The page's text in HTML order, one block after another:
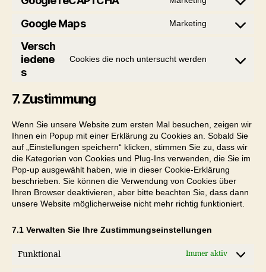
google-
Consent
recaptcha
Google Maps Marketing
Consent
service
Versch
iedene
s
Cookies die noch untersucht werden
Consent
7. Zustimmung
Wenn Sie unsere Website zum ersten Mal besuchen, zeigen wir
Ihnen ein Popup mit einer Erklärung zu Cookies an. Sobald Sie
auf „Einstellungen speichern“ klicken, stimmen Sie zu, dass wir
die Kategorien von Cookies und Plug-Ins verwenden, die Sie im
Pop-up ausgewählt haben, wie in dieser Cookie-Erklärung
beschrieben. Sie können die Verwendung von Cookies über
Ihren Browser deaktivieren, aber bitte beachten Sie, dass dann
unsere Website möglicherweise nicht mehr richtig funktioniert.
7.1 Verwalten Sie Ihre Zustimmungseinstellungen
Funktional Immer aktiv